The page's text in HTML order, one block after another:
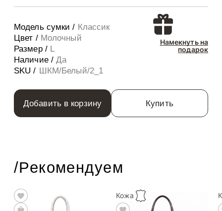
Модель сумки / Классик
Цвет / Молочный
Размер / L
Наличие /Да
SKU / ШКМ/Белый/2_1
Намекнуть на
подарок
Добавить в корзину Купить
/Рекомендуем
Кожа